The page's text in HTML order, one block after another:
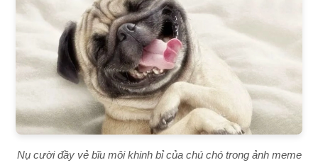
Nụ cười đầy vẻ bĩu môi khinh bỉ của chú chó trong ảnh meme